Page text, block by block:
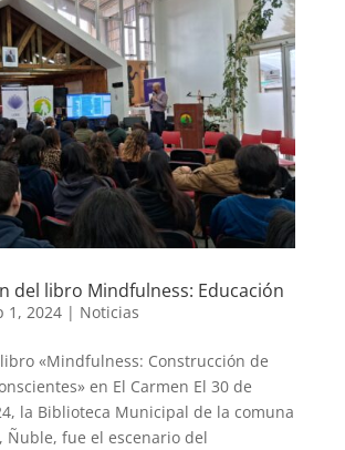
del libro Mindfulness: Educación
1, 2024| Noticias
«Mindfulness: Construcción de
en El Carmen El 30 de
la Biblioteca Municipal de la comuna
Ñuble, fue el escenario del